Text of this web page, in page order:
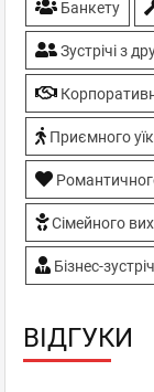
Банкету
Зустрічі з
Приємного
Сімейного
Бізнес-
ВІДГУКИ